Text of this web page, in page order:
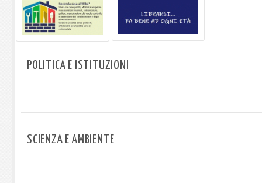
POLITICA E ISTITUZIONI
SCIENZA E AMBIENTE